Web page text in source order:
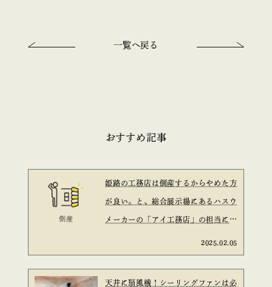
一覧へ戻る
おすすめ記事
姫路の工務店は倒産するからやめた方
が良い。と、総合展示場にあるハスウ
メーカーの「アイ工務店」の担当に言
のか？を考えてみた。
2025.02.05
天井に扇風機！シーリングファンは必